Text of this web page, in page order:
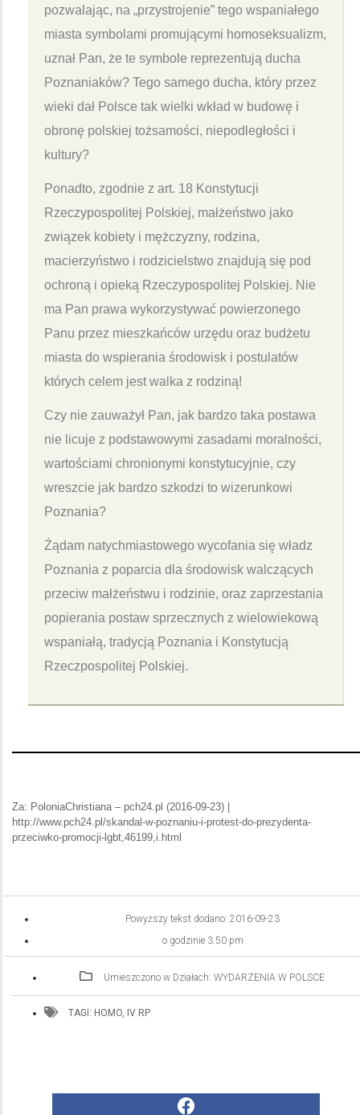
pozwalając, na „przystrojenie” tego wspaniałego
miasta symbolami promującymi homoseksualizm,
uznał Pan, że te symbole reprezentują ducha
Poznaniaków? Tego samego ducha, który przez
wieki dał Polsce tak wielki wkład w budowę i
obronę polskiej tożsamości, niepodległości i
kultury?
Ponadto, zgodnie z art. 18 Konstytucji
Rzeczypospolitej Polskiej, małżeństwo jako
związek kobiety i mężczyzny, rodzina,
macierzyństwo i rodzicielstwo znajdują się pod
ochroną i opieką Rzeczypospolitej Polskiej. Nie
ma Pan prawa wykorzystywać powierzonego
Panu przez mieszkańców urzędu oraz budżetu
miasta do wspierania środowisk i postulatów
których celem jest walka z rodziną!
Czy nie zauważył Pan, jak bardzo taka postawa
nie licuje z podstawowymi zasadami moralności,
wartościami chronionymi konstytucyjnie, czy
wreszcie jak bardzo szkodzi to wizerunkowi
Poznania?
Źądam natychmiastowego wycofania się władz
Poznania z poparcia dla środowisk walczących
przeciw małżeństwu i rodzinie, oraz zaprzestania
popierania postaw sprzecznych z wielowiekową
wspaniałą, tradycją Poznania i Konstytucją
Rzeczpospolitej Polskiej.
Za: PoloniaChristiana – pch24.pl (2016-09-23) |
http://www.pch24.pl/skandal-w-poznaniu-i-protest-do-prezydenta-
przeciwko-promocji-lgbt,46199,i.html
Powyższy tekst dodano: 2016-09-23
o godzinie 3:50 pm
Umieszczono w Działach: WYDARZENIA W POLSCE
TAGI: HOMO, IV RP